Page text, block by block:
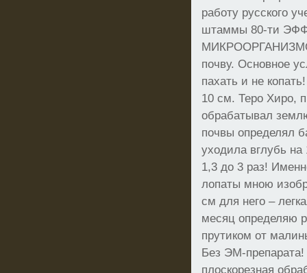
работу русского
штаммы 80-ти
почву. Основное
пахать и не
10 см. Теро Хиро,
обрабатывал
почвы определял
уходила вглубь
1,3 до 3 раз!
лопаты мною
см для него –
месяц определяю
прутиком от
Без ЭМ-препарата!
плоскорезная